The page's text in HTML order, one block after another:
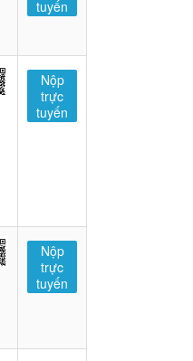
tuyến
Nộp
trực
tuyến
Nộp
trực
tuyến